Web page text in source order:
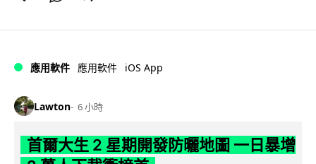
應用軟件 應用軟件 iOS App
Lawton 6 小時
首爾大生 2 星期開發防曬地圖 一日暴增